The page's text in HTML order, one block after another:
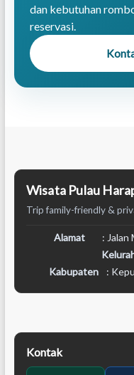
dan kebutuhan
reservasi.
Wisata Pulau
Trip family-friendly &
Alamat
: Jalan
Kabupaten
:
Kontak